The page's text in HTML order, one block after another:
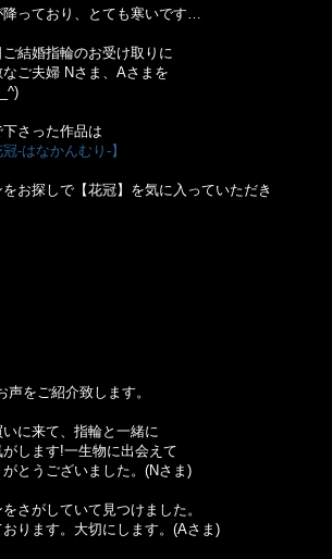
降っており、とても寒いです…
結婚指輪のお受け取りに
ご夫婦 Nさま、Aさまを
さった作品は
冠-はなかんむり-】
お探しで【花冠】を気に入っていただき
声をご紹介致します。
に来て、指輪と一緒に
します!一生物に出会えて
とうございました。(Nさま)
さがしていて見つけました。
ります。大切にします。(Aさま)